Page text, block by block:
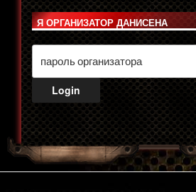
Я ОРГАНИЗАТОР ДАНИСЕНА